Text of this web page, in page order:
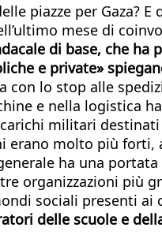
piazze per Gaza?
mese di
di base, che
e private»
lo stop alle
e nella logistica
militari destinati
erano molto più
ha una
organizzazioni più
sociali presenti
delle scuole e